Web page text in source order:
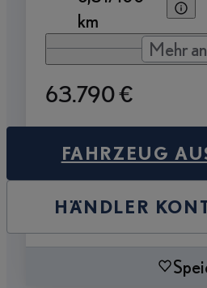
km
Mehr
63.790 €
FAHRZEUG
HÄNDLER